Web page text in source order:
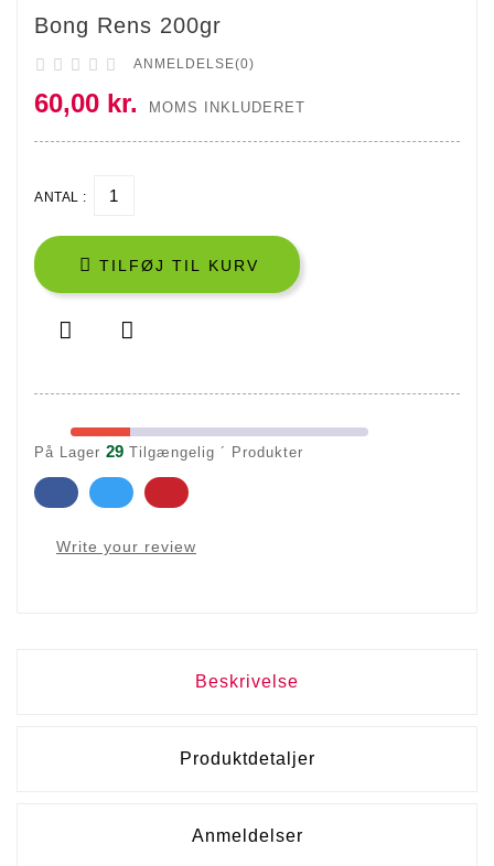
Bong Rens 200gr
     ANMELDELSE(0)
60,00 kr. MOMS INKLUDERET
ANTAL :
 TILFØJ TIL KURV
 
På Lager 29 Tilgængelig ´ Produkter
Write your review
Beskrivelse
Produktdetaljer
Anmeldelser